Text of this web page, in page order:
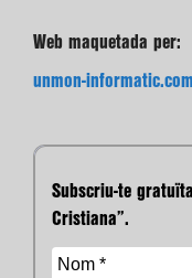
Web maquetada per:
unmon-informatic.com
Subscriu-te
Cristiana”.